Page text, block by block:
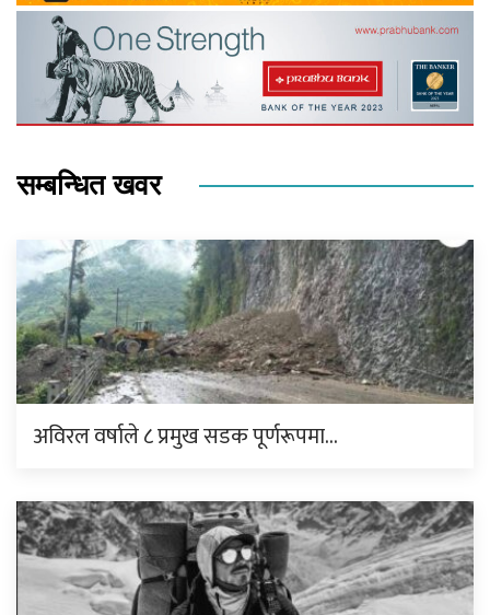
सम्बन्धित खवर
अविरल वर्षाले ८ प्रमुख सडक पूर्णरूपमा…